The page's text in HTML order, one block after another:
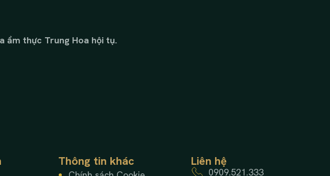
ẩm thực Trung Hoa hội tụ.
Thông tin khác Liên hệ
0909.521.333